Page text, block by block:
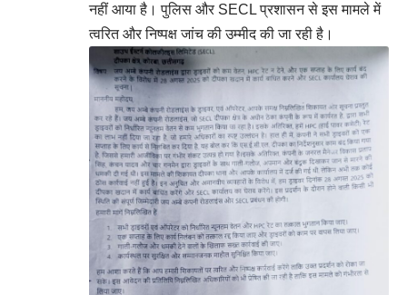
नहीं आया है। पुलिस और SECL प्रशासन से इस मामले में
त्वरित और निष्पक्ष जांच की उम्मीद की जा रही है।